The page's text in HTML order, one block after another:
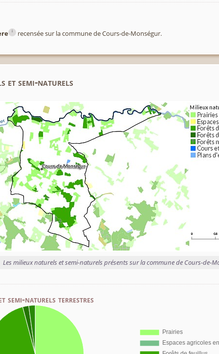
i recensée sur la commune de Cours-de-Monségur.
et semi-naturels
Les milieux naturels et semi-naturels présents sur la commune de Cours-de-
semi-naturels terrestres